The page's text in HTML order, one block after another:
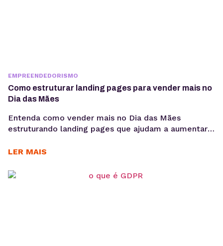
EMPREENDEDORISMO
Como estruturar landing pages para vender mais no
Dia das Mães
Entenda como vender mais no Dia das Mães
estruturando landing pages que ajudam a aumentar
sustentar campanhas com apoio de performance e
com maior potencial para campanhas promocionais e
LER MAIS